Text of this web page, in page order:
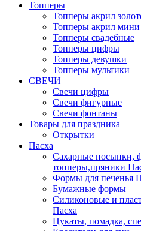
Топперы
Топперы акрил
Топперы акрил мини
Топперы свадебные
Топперы цифры
Топперы девушки
Топперы мультики
СВЕЧИ
Свечи цифры
Свечи фигурные
Свечи фонтаны
Товары для праздника
Открытки
Пасха
Сахарные посыпки,
топперы,пряники
Формы для печенья
Бумажные формы
Силиконовые и
Пасха
Цукаты, помадка,